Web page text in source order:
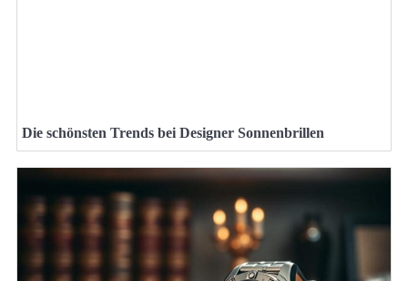
Die schönsten Trends bei Designer Sonnenbrillen